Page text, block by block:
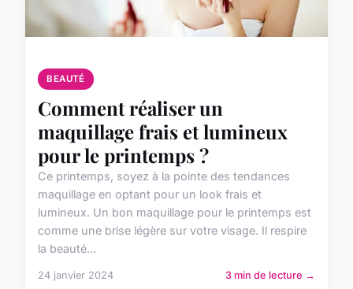
BEAUTÉ
Comment réaliser un
maquillage frais et lumineux
pour le printemps ?
Ce printemps, soyez à la pointe des tendances
maquillage en optant pour un look frais et
lumineux. Un bon maquillage pour le printemps est
comme une brise légère sur votre visage. Il respire
la beauté...
24 janvier 2024 3 min de lecture →